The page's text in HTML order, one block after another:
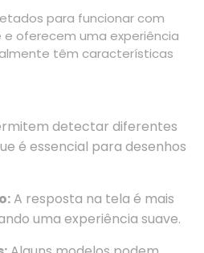
para funcionar com
oferecem uma experiência
têm características
detectar diferentes
é essencial para desenhos
A resposta na tela é mais
uma experiência suave.